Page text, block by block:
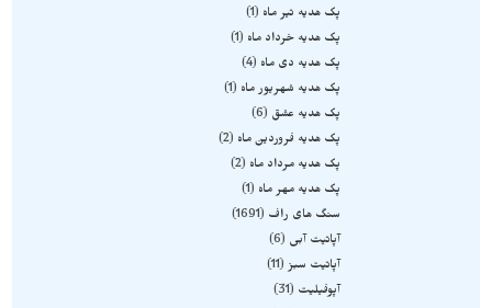
پک هدیه تیر ماه
1
پک هدیه خرداد ماه
1
پک هدیه دی ماه
4
پک هدیه شهریور ماه
1
پک هدیه عشق
6
پک هدیه فروردین ماه
2
پک هدیه مرداد ماه
2
پک هدیه مهر ماه
1
سنگ های راف
1691
آپاتیت آبی
6
آپاتیت سبز 11
آپوفیلیت
31